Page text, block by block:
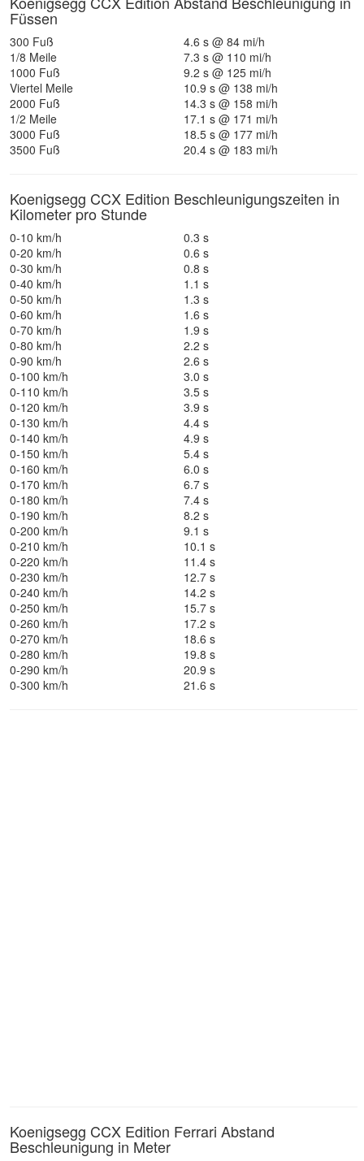
Füssen
300 Fuß
4.6 s @ 84 mi/h
1/8 Meile
7.3 s @ 110 mi/h
1000 Fuß
9.2 s @ 125 mi/h
Viertel Meile
10.9 s @ 138 mi/h
2000 Fuß
14.3 s @ 158 mi/h
1/2 Meile
17.1 s @ 171 mi/h
3000 Fuß
18.5 s @ 177 mi/h
3500 Fuß
20.4 s @ 183 mi/h
Koenigsegg CCX Edition Beschleunigungszeiten in
Kilometer pro Stunde
0-10 km/h
0.3 s
0-20 km/h
0.6 s
0-30 km/h
0.8 s
0-40 km/h
1.1 s
0-50 km/h
1.3 s
0-60 km/h
1.6 s
0-70 km/h
1.9 s
0-80 km/h
2.2 s
0-90 km/h
2.6 s
0-100 km/h
3.0 s
0-110 km/h
3.5 s
0-120 km/h
3.9 s
0-130 km/h
4.4 s
0-140 km/h
4.9 s
0-150 km/h
5.4 s
0-160 km/h
6.0 s
0-170 km/h
6.7 s
0-180 km/h
7.4 s
0-190 km/h
8.2 s
0-200 km/h
9.1 s
0-210 km/h
10.1 s
0-220 km/h
11.4 s
0-230 km/h
12.7 s
0-240 km/h
14.2 s
0-250 km/h
15.7 s
0-260 km/h
17.2 s
0-270 km/h
18.6 s
0-280 km/h
19.8 s
0-290 km/h
20.9 s
0-300 km/h
21.6 s
Koenigsegg CCX Edition Ferrari Abstand
Beschleunigung in Meter